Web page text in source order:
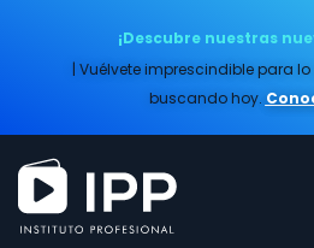
¡Descubre nuestras
| Vuélvete imprescindible para
buscando hoy.